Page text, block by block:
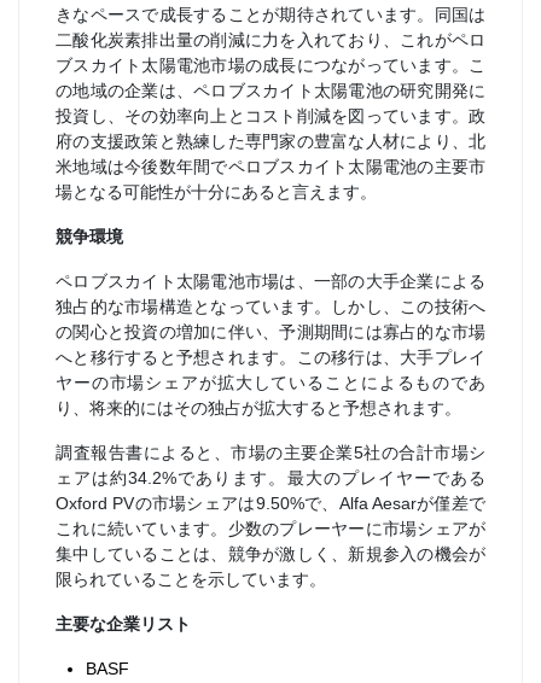
きなペースで成長することが期待されています。同国は
二酸化炭素排出量の削減に力を入れており、これがペロ
ブスカイト太陽電池市場の成長につながっています。こ
の地域の企業は、ペロブスカイト太陽電池の研究開発に
投資し、その効率向上とコスト削減を図っています。政
府の支援政策と熟練した専門家の豊富な人材により、北
米地域は今後数年間でペロブスカイト太陽電池の主要市
場となる可能性が十分にあると言えます。
競争環境
ペロブスカイト太陽電池市場は、一部の大手企業による
独占的な市場構造となっています。しかし、この技術へ
の関心と投資の増加に伴い、予測期間には寡占的な市場
へと移行すると予想されます。この移行は、大手プレイ
ヤーの市場シェアが拡大していることによるものであ
り、将来的にはその独占が拡大すると予想されます。
調査報告書によると、市場の主要企業5社の合計市場シ
ェアは約34.2%であります。最大のプレイヤーである
Oxford PVの市場シェアは9.50%で、Alfa Aesarが僅差で
これに続いています。少数のプレーヤーに市場シェアが
集中していることは、競争が激しく、新規参入の機会が
限られていることを示しています。
主要な企業リスト
BASF